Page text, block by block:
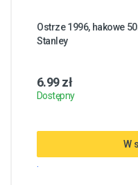
Ostrze 1996, hakowe
Stanley
6.99 zł
Dostępny
W
.